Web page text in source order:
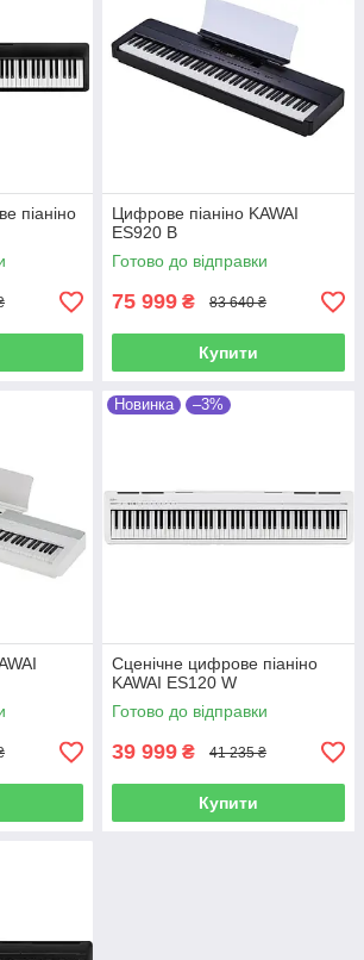
піаніно
Цифрове піаніно KAWAI
ES920 B
Готово до відправки
75 999 ₴ 83 640 ₴
Купити
Новинка –3%
Сценічне цифрове піаніно
KAWAI ES120 W
Готово до відправки
39 999 ₴ 41 235 ₴
Купити